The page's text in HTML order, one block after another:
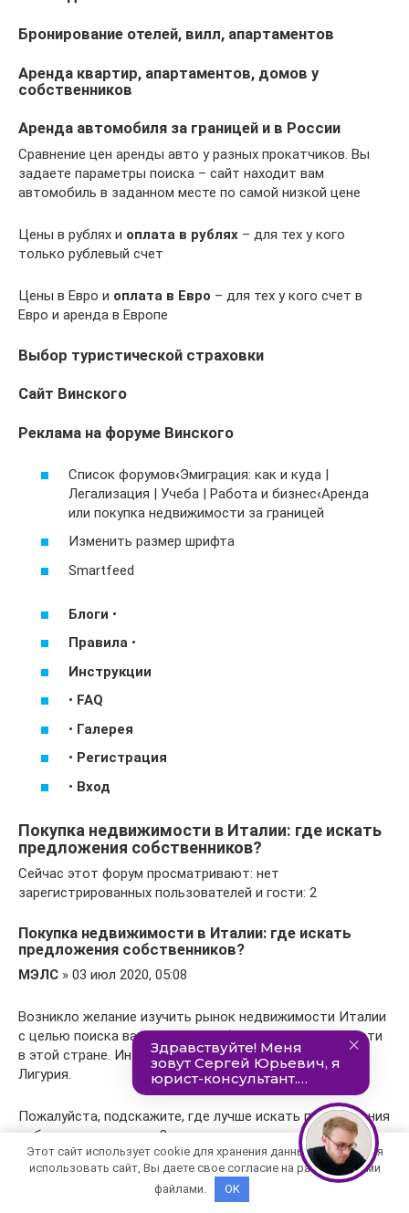
Бронирование отелей, вилл, апартаментов
Аренда квартир, апартаментов, домов у
собственников
Аренда автомобиля за границей и в России
Сравнение цен аренды авто у разных прокатчиков. Вы
задаете параметры поиска – сайт находит вам
автомобиль в заданном месте по самой низкой цене
Цены в рублях и оплата в рублях – для тех у кого
только рублевый счет
Цены в Евро и оплата в Евро – для тех у кого счет в
Евро и аренда в Европе
Выбор туристической страховки
Сайт Винского
Реклама на форуме Винского
Список форумов‹Эмиграция: как и куда |
Легализация | Учеба | Работа и бизнес‹Аренда
или покупка недвижимости за границей
Изменить размер шрифта
Smartfeed
Блоги •
Правила •
Инструкции
• FAQ
• Галерея
• Регистрация
• Вход
Покупка недвижимости в Италии: где искать
предложения собственников?
Сейчас этот форум просматривают: нет
зарегистрированных пользователей и гости: 2
Покупка недвижимости в Италии: где искать
предложения собственников?
МЭЛС » 03 июл 2020, 05:08
Возникло желание изучить рынок недвижимости Италии
с целью поиска вариантов приобретения недвижимости
в этой стране. Интересует в первую очередь регион
Лигурия.
Пожалуйста, подскажите, где лучше искать предложения
собственников жилья?
Вот в России, к примеру, есть сайты avito.ru и cian.ru, в
Латвии есть сайт ss.lv, где владельцы недвижимости,
Этот сайт использует cookie для хранения данных. Продолжая
использовать сайт, Вы даете свое согласие на работу с этими
файлами.
OK